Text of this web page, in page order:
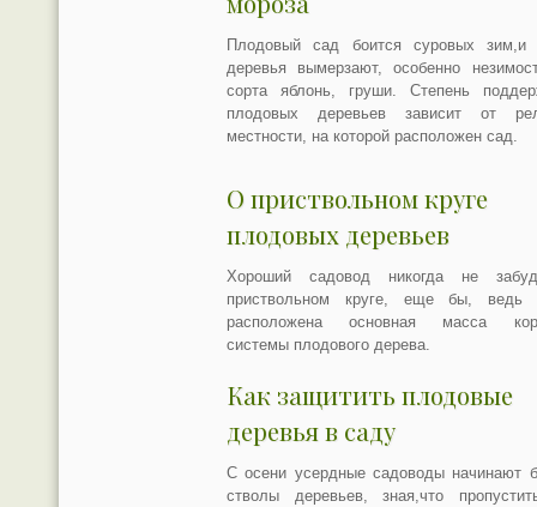
Плодовый сад боится суровых зим,и
деревья вымерзают, особенно
сорта яблонь, груши. Степень
плодовых деревьев зависит от
местности, на которой расположен сад.
О приствольном круге
плодовых деревьев
Хороший садовод никогда не
приствольном круге, еще бы, ведь
расположена основная масса
системы плодового дерева.
Как защитить плодовые
деревья в саду
С осени усердные садоводы начинают
стволы деревьев, зная,что